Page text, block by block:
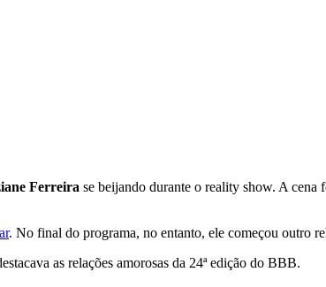
Ferreira se beijando durante o reality show. A
. No final do programa, no entanto, ele começou outro
as relações amorosas da 24ª edição do BBB.